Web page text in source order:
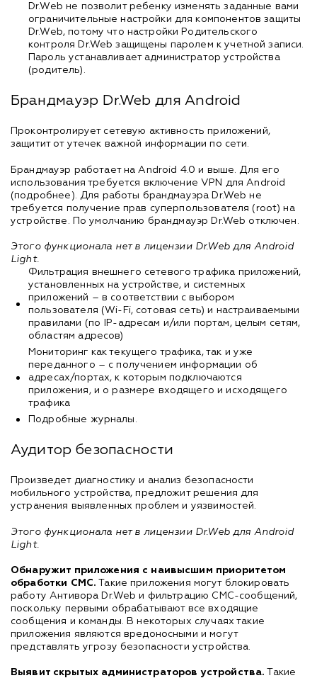
Dr.Web не позволит ребенку изменять заданные вами
ограничительные настройки для компонентов защиты
Dr.Web, потому что настройки Родительского
контроля Dr.Web защищены паролем к учетной записи.
Пароль устанавливает администратор устройства
(родитель).
Брандмауэр Dr.Web для Android
Проконтролирует сетевую активность приложений,
защитит от утечек важной информации по сети.
Брандмауэр работает на Android 4.0 и выше. Для его
использования требуется включение VPN для Android
(подробнее). Для работы брандмауэра Dr.Web не
требуется получение прав суперпользователя (root) на
устройстве. По умолчанию брандмауэр Dr.Web отключен.
Этого функционала нет в лицензии Dr.Web для Android
Light.
Фильтрация внешнего сетевого трафика приложений,
установленных на устройстве, и системных
приложений – в соответствии с выбором
пользователя (Wi-Fi, сотовая сеть) и настраиваемыми
правилами (по IP-адресам и/или портам, целым сетям,
областям адресов)
Мониторинг как текущего трафика, так и уже
переданного – с получением информации об
адресах/портах, к которым подключаются
приложения, и о размере входящего и исходящего
трафика
Подробные журналы.
Аудитор безопасности
Произведет диагностику и анализ безопасности
мобильного устройства, предложит решения для
устранения выявленных проблем и уязвимостей.
Этого функционала нет в лицензии Dr.Web для Android
Light.
Обнаружит приложения с наивысшим приоритетом
обработки СМС. Такие приложения могут блокировать
работу Антивора Dr.Web и фильтрацию СМС-сообщений,
поскольку первыми обрабатывают все входящие
сообщения и команды. В некоторых случаях такие
приложения являются вредоносными и могут
представлять угрозу безопасности устройства.
Выявит скрытых администраторов устройства. Такие